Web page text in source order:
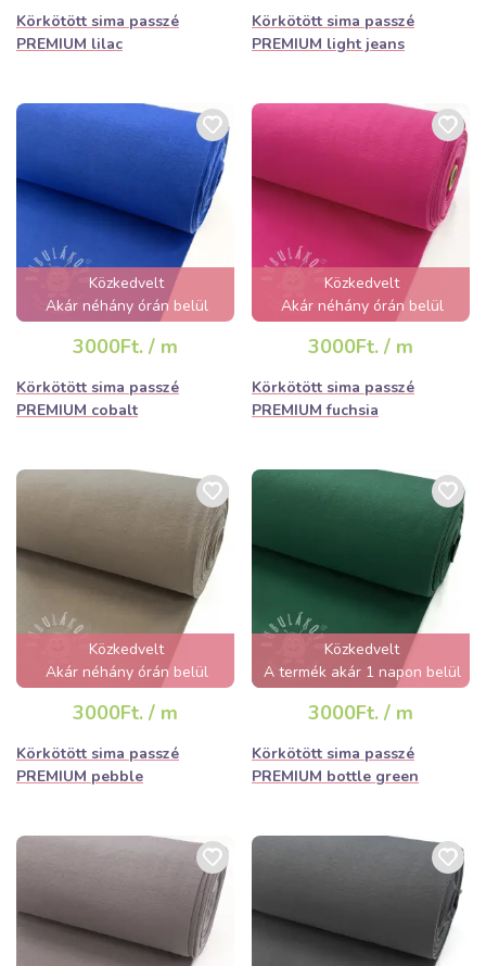
Körkötött sima passzé
PREMIUM lilac
Körkötött sima passzé
PREMIUM light jeans
Közkedvelt
Akár néhány órán belül
elfogyhat!
3000Ft. / m
Körkötött sima passzé
PREMIUM cobalt
Közkedvelt
Akár néhány órán belül
elfogyhat!
3000Ft. / m
Körkötött sima passzé
PREMIUM fuchsia
Közkedvelt
Akár néhány órán belül
elfogyhat!
3000Ft. / m
Körkötött sima passzé
PREMIUM pebble
Közkedvelt
A termék akár 1 napon belül
elfogyhat!
3000Ft. / m
Körkötött sima passzé
PREMIUM bottle green